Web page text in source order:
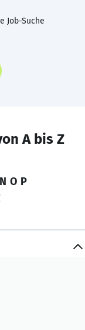
Job-Suche
A bis Z
N O P